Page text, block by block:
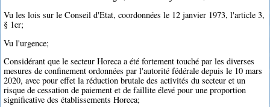
Vu les lois sur le Conseil d'Etat, coordonnées le 12 janvier 1973, l'article 3,
§ 1er;
Vu l'urgence;
Considérant que le secteur Horeca a été fortement touché par les diverses
mesures de confinement ordonnées par l'autorité fédérale depuis le 10 mars
2020, avec pour effet la réduction brutale des activités du secteur et un
risque de cessation de paiement et de faillite élevé pour une proportion
significative des établissements Horeca;